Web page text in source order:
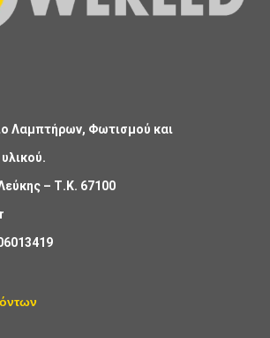
Λαμπτήρων, Φωτισμού και
– Τ.Κ. 67100